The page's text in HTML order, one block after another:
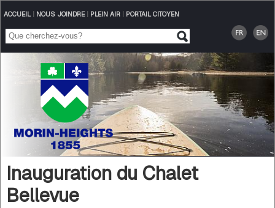
ACCUEIL| NOUS JOINDRE| PLEIN AIR| PORTAIL CITOYEN
Inauguration du Chalet
Bellevue